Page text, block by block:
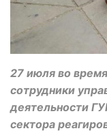
27 июля во
сотрудники
деятельности
сектора